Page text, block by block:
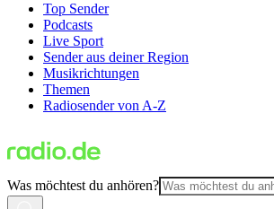
Top Sender
Podcasts
Live Sport
Sender aus deiner Region
Musikrichtungen
Themen
Radiosender von A-Z
Was möchtest du anhören?